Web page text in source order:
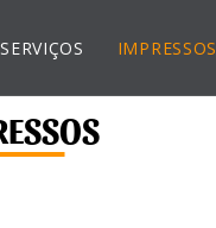
SERVIÇOS IMPRESSOS